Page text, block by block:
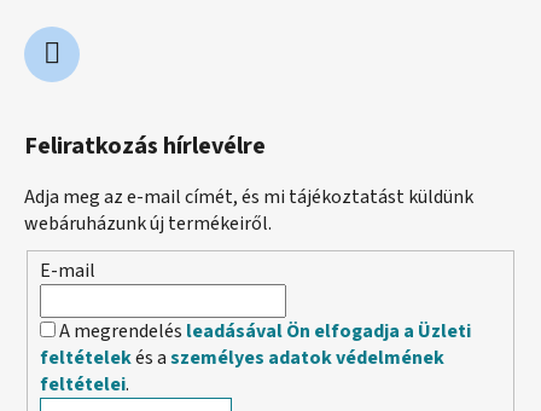
Feliratkozás hírlevélre
Adja meg az e-mail címét, és mi tájékoztatást küldünk
webáruházunk új termékeiről.
E-mail
A megrendelés leadásával Ön elfogadja a Üzleti
feltételekés aszemélyes adatok védelmének
feltételei.